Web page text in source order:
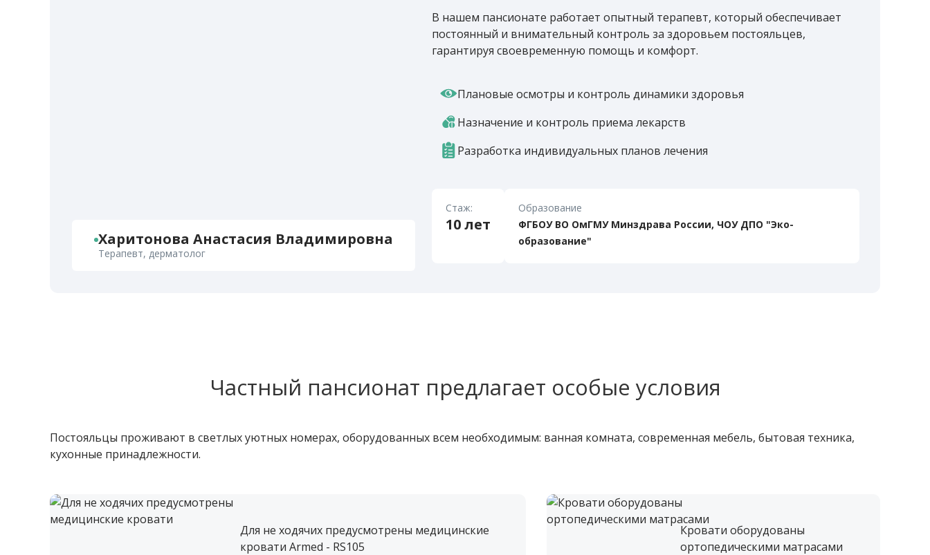
Харитонова Анастасия Владимировна
Терапевт, дерматолог
В нашем пансионате работает опытный терапевт, который обеспечивает
постоянный и внимательный контроль за здоровьем постояльцев,
гарантируя своевременную помощь и комфорт.
Плановые осмотры и контроль динамики здоровья
Назначение и контроль приема лекарств
Разработка индивидуальных планов лечения
Стаж:
10 лет
Образование
ФГБОУ ВО ОмГМУ Минздрава России, ЧОУ ДПО "Эко-
образование"
Частный пансионат предлагает особые условия
Постояльцы проживают в светлых уютных номерах, оборудованных всем необходимым: ванная комната, современная мебель, бытовая техника,
кухонные принадлежности.
Для не ходячих предусмотрены медицинские
кровати Armed - RS105
Кровати оборудованы
ортопедическими матрасами